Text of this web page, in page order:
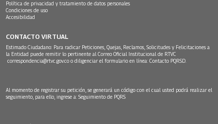
Política de privacidad y tratamiento de datos personales
Condiciones de uso
Accesibilidad
CONTACTO VIRTUAL
Estimado Ciudadano: Para radicar Peticiones, Quejas, Reclamos, Solicitudes y Felicitaciones a
la Entidad puede remitir lo pertinente al Correo Oficial Institucional de RTVC
correspondencia@rtvc.gov.co o diligenciar el formulario en línea: Contacto PQRSD.
Al momento de registrar su petición, se generará un código con el cual usted podrá realizar el
seguimiento, para ello, ingrese a: Seguimiento de PQRS